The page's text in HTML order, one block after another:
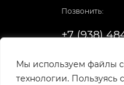
Мы используем файлы
технологии. Пользуясь
Позвонить:
+7 (938)